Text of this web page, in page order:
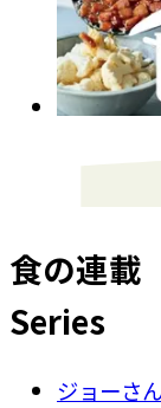
食の連載
Series
ジョーさ